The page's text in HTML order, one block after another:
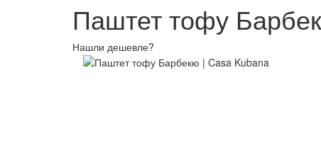
Паштет тофу
Нашли дешевле?